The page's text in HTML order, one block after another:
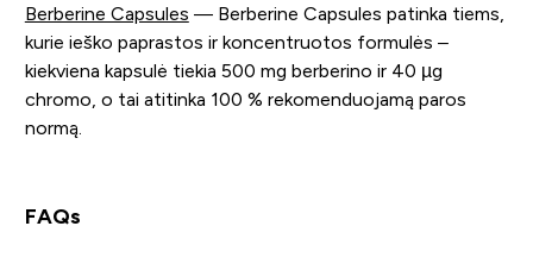
Berberine Capsules — Berberine Capsules patinka tiems,
kurie ieško paprastos ir koncentruotos formulės –
kiekviena kapsulė tiekia 500 mg berberino ir 40 µg
chromo, o tai atitinka 100 % rekomenduojamą paros
normą.
FAQs